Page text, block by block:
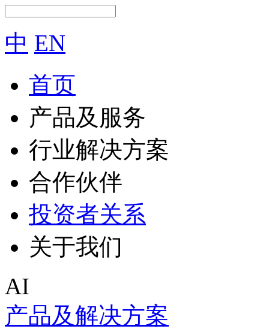
中 EN
首页
产品及服务
行业解决方案
合作伙伴
投资者关系
关于我们
AI
产品及解决方案